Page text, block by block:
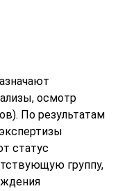
осмотр
По результатам
статус
группу,